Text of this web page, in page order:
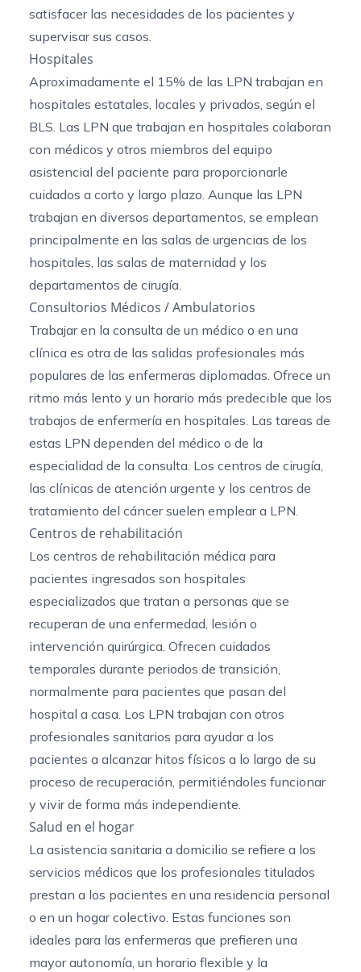
satisfacer las necesidades de los pacientes y
supervisar sus casos.
Hospitales
Aproximadamente el 15% de las LPN trabajan en
hospitales estatales, locales y privados, según el
BLS . Las LPN que trabajan en hospitales colaboran
con médicos y otros miembros del equipo
asistencial del paciente para proporcionarle
cuidados a corto y largo plazo. Aunque las LPN
trabajan en diversos departamentos, se emplean
principalmente en las salas de urgencias de los
hospitales, las salas de maternidad y los
departamentos de cirugía.
Consultorios Médicos / Ambulatorios
Trabajar en la consulta de un médico o en una
clínica es otra de las salidas profesionales más
populares de las enfermeras diplomadas. Ofrece un
ritmo más lento y un horario más predecible que los
trabajos de enfermería en hospitales. Las tareas de
estas LPN dependen del médico o de la
especialidad de la consulta. Los centros de cirugía,
las clínicas de atención urgente y los centros de
tratamiento del cáncer suelen emplear a LPN.
Centros de rehabilitación
Los centros de rehabilitación médica para
pacientes ingresados son hospitales
especializados que tratan a personas que se
recuperan de una enfermedad, lesión o
intervención quirúrgica. Ofrecen cuidados
temporales durante periodos de transición,
normalmente para pacientes que pasan del
hospital a casa. Los LPN trabajan con otros
profesionales sanitarios para ayudar a los
pacientes a alcanzar hitos físicos a lo largo de su
proceso de recuperación, permitiéndoles funcionar
y vivir de forma más independiente.
Salud en el hogar
La asistencia sanitaria a domicilio se refiere a los
servicios médicos que los profesionales titulados
prestan a los pacientes en una residencia personal
o en un hogar colectivo. Estas funciones son
ideales para las enfermeras que prefieren una
mayor autonomía, un horario flexible y la